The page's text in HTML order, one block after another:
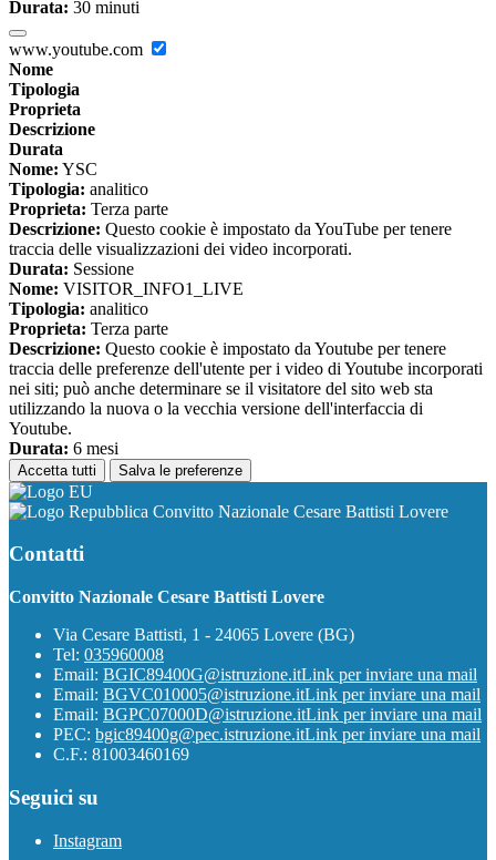
Durata: 30 minuti
www.youtube.com
Nome
Tipologia
Proprieta
Descrizione
Durata
Nome: YSC
Tipologia: analitico
Proprieta: Terza parte
Descrizione: Questo cookie è impostato da YouTube per tenere
traccia delle visualizzazioni dei video incorporati.
Durata: Sessione
Nome: VISITOR_INFO1_LIVE
Tipologia: analitico
Proprieta: Terza parte
Descrizione: Questo cookie è impostato da Youtube per tenere
traccia delle preferenze dell'utente per i video di Youtube incorporati
nei siti; può anche determinare se il visitatore del sito web sta
utilizzando la nuova o la vecchia versione dell'interfaccia di
Youtube.
Durata: 6 mesi
Accetta tutti Salva le preferenze
Convitto Nazionale Cesare Battisti Lovere
Contatti
Convitto Nazionale Cesare Battisti Lovere
Via Cesare Battisti, 1 - 24065 Lovere (BG)
Tel: 035960008
Email: BGIC89400G@istruzione.itLink per inviare una mail
Email: BGVC010005@istruzione.itLink per inviare una mail
Email: BGPC07000D@istruzione.itLink per inviare una mail
PEC: bgic89400g@pec.istruzione.itLink per inviare una mail
C.F.: 81003460169
Seguici su
Instagram